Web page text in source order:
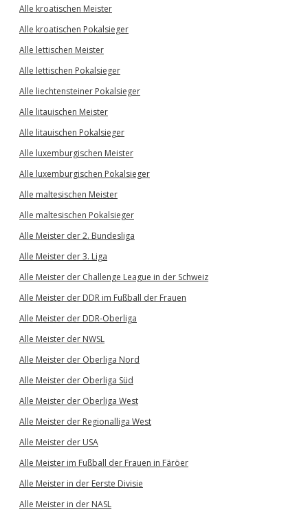
Alle kroatischen Meister
Alle kroatischen Pokalsieger
Alle lettischen Meister
Alle lettischen Pokalsieger
Alle liechtensteiner Pokalsieger
Alle litauischen Meister
Alle litauischen Pokalsieger
Alle luxemburgischen Meister
Alle luxemburgischen Pokalsieger
Alle maltesischen Meister
Alle maltesischen Pokalsieger
Alle Meister der 2. Bundesliga
Alle Meister der 3. Liga
Alle Meister der Challenge League in der Schweiz
Alle Meister der DDR im Fußball der Frauen
Alle Meister der DDR-Oberliga
Alle Meister der NWSL
Alle Meister der Oberliga Nord
Alle Meister der Oberliga Süd
Alle Meister der Oberliga West
Alle Meister der Regionalliga West
Alle Meister der USA
Alle Meister im Fußball der Frauen in Färöer
Alle Meister in der Eerste Divisie
Alle Meister in der NASL